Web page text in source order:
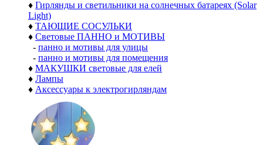
♦ Гирлянды и светильники на солнечных батареях (Solar
Light)
♦ ТАЮЩИЕ СОСУЛЬКИ
♦ Световые ПАННО и МОТИВЫ
- панно и мотивы для улицы
- панно и мотивы для помещения
♦ МАКУШКИ световые для елей
♦ Лампы
♦ Аксессуары к электрогирляндам